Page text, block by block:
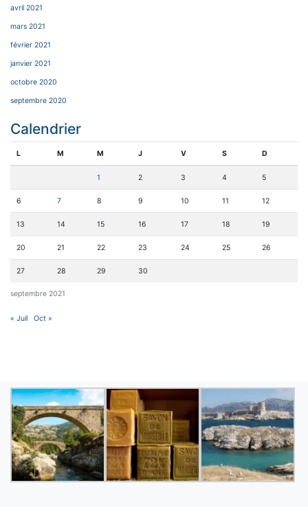
avril 2021
mars 2021
février 2021
janvier 2021
octobre 2020
septembre 2020
Calendrier
septembre 2021
L M M J V S D
1 2 3 4 5
6 7 8 9 10 11 12
13 14 15 16 17 18 19
20 21 22 23 24 25 26
27 28 29 30
« Juil Oct »